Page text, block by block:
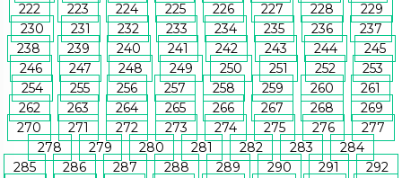
222
223 224 225 226 227 228
229
230
231 232 233 234 235 236
237
238
239 240 241 242 243 244
245
246
247 248 249 250 251 252
253
254
255 256 257 258 259 260
261
262
263 264 265 266 267 268
269
270
271 272 273 274 275 276
277
278
279 280 281 282 283
284
285
286 287 288 289 290 291
292